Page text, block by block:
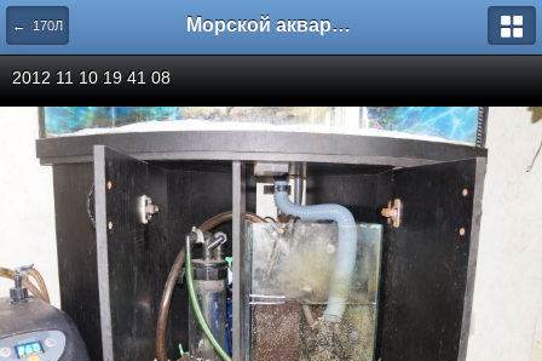
← 170Л Морской аквариум. Форумы ReefCentral.ru
2012 11 10 19 41 08